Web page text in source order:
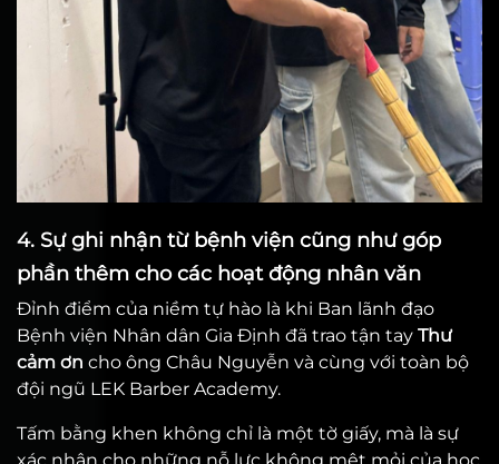
4. Sự ghi nhận từ bệnh viện cũng như góp
phần thêm cho các hoạt động nhân văn
Đỉnh điểm của niềm tự hào là khi Ban lãnh đạo
Bệnh viện Nhân dân Gia Định đã trao tận tay Thư
cảm ơn cho ông Châu Nguyễn và cùng với toàn bộ
đội ngũ LEK Barber Academy.
Tấm bằng khen không chỉ là một tờ giấy, mà là sự